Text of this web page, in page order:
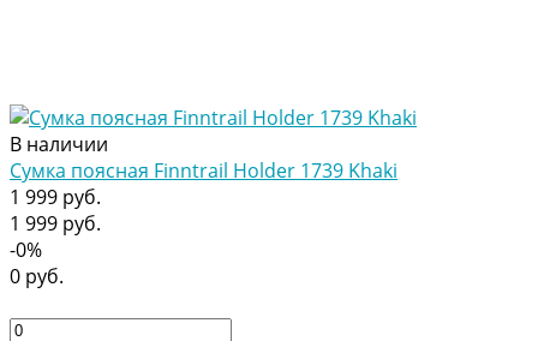
В наличии
Сумка поясная Finntrail Holder 1739 Khaki
1 999 руб.
1 999 руб.
-0%
0 руб.